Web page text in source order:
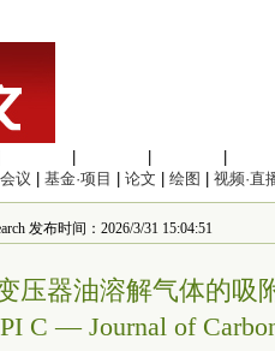
会议 基金·项目 论文 绘图 视频·直
发布时间：2026/3/31 15:04:51
压器油溶解气体的吸
C — Journal of